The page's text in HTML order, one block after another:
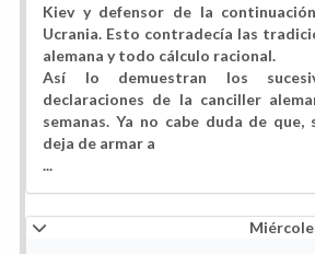
Kiev y defensor de la
Ucrania. Esto contradecía las
alemana y todo cálculo racional.
Así lo demuestran los
declaraciones de la canciller
semanas. Ya no cabe duda de que,
deja de armar a
...